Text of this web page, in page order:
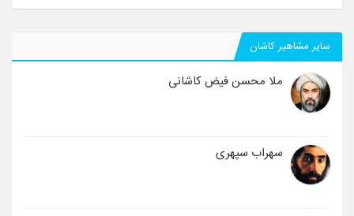
سایر مشاهیر کاشان
ملا محسن فیض کاشانی
سهراب سپهری